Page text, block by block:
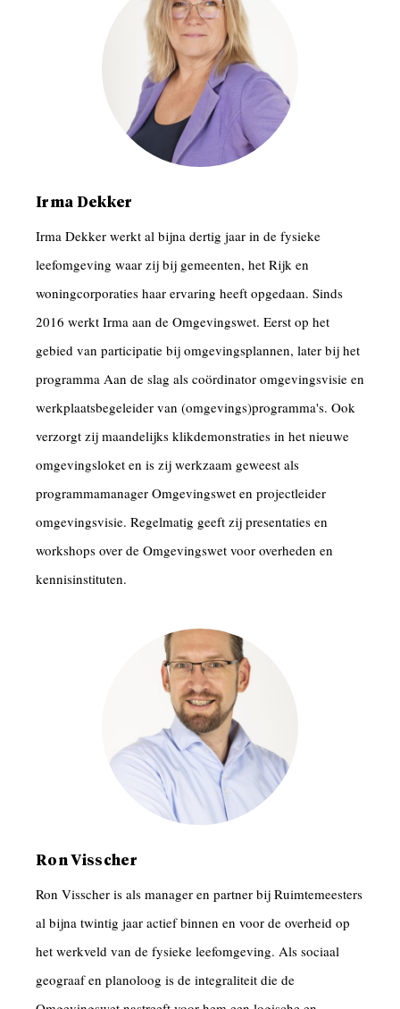
Irma Dekker
Irma Dekker werkt al bijna dertig jaar in de fysieke
leefomgeving waar zij bij gemeenten, het Rijk en
woningcorporaties haar ervaring heeft opgedaan. Sinds
2016 werkt Irma aan de Omgevingswet. Eerst op het
gebied van participatie bij omgevingsplannen, later bij het
programma Aan de slag als coördinator omgevingsvisie en
werkplaatsbegeleider van (omgevings)programma's. Ook
verzorgt zij maandelijks klikdemonstraties in het nieuwe
omgevingsloket en is zij werkzaam geweest als
programmamanager Omgevingswet en projectleider
omgevingsvisie. Regelmatig geeft zij presentaties en
workshops over de Omgevingswet voor overheden en
kennisinstituten.
Ron Visscher
Ron Visscher is als manager en partner bij Ruimtemeesters
al bijna twintig jaar actief binnen en voor de overheid op
het werkveld van de fysieke leefomgeving. Als sociaal
geograaf en planoloog is de integraliteit die de